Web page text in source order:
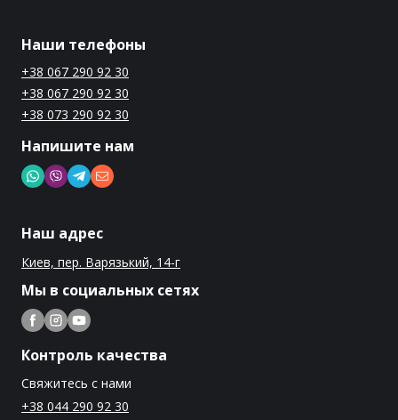
Наши телефоны
+38 067 290 92 30
+38 067 290 92 30
+38 073 290 92 30
Напишите нам
Наш адрес
Киев, пер. Варязький, 14-г
Мы в социальных сетях
Контроль качества
Свяжитесь с нами
+38 044 290 92 30